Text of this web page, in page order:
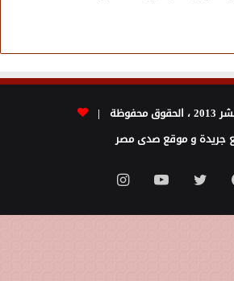
|
جريدة و موقع صدى مصر
فيسبوك تويتر يوتيوبانستقرام